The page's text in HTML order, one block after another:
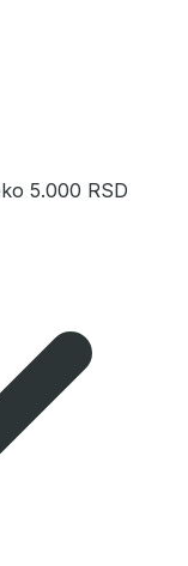
5.000 RSD